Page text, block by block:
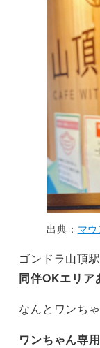
出典： マ
ゴンドラ山頂
同伴OKエリア
なんとワンち
ワンちゃん専